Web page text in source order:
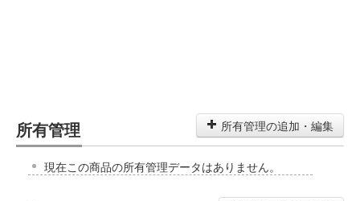
所有管理 所有管理の追加・編集
現在この商品の所有管理データはありません。